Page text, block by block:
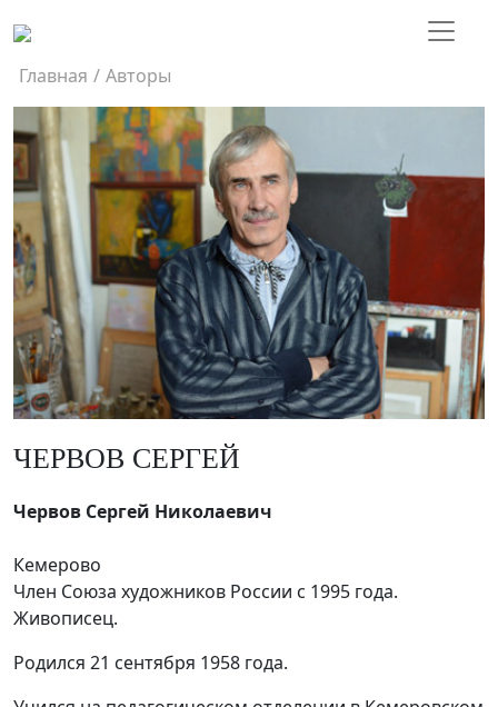
Главная / Авторы
ЧЕРВОВ СЕРГЕЙ
Червов Сергей Николаевич
Кемерово
Член Союза художников России с 1995 года.
Живописец.
Родился 21 сентября 1958 года.